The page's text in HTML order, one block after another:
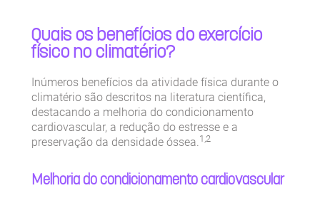
Quais os benefícios do exercício
físico no climatério?
Inúmeros benefícios da atividade física durante o
climatério são descritos na literatura científica,
destacando a melhoria do condicionamento
cardiovascular, a redução do estresse e a
preservação da densidade óssea.1,2
Melhoria do condicionamento cardiovascular